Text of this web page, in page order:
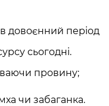
довоєнний період
сьогодні.
провину;
чи забаганка.